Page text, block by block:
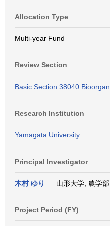
Allocation Type
Multi-year Fund
Review Section
Basic Section
Research Institution
Yamagata University
Principal Investigator
木村 ゆり 山形大学, 農学
Project Period (FY)